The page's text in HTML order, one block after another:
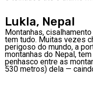
Lukla, Nepal
Montanhas,
tem tudo. Muitas vezes
perigoso do mundo, a
montanhas do Nepal,
penhasco entre as
530 metros) dela —